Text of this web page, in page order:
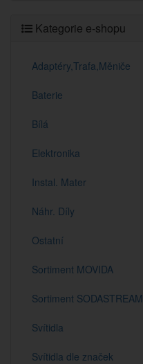
Kategorie e-shopu
Adaptéry,Trafa,Měniče
Baterie
Bílá
Elektronika
Instal. Mater
Náhr. Díly
Ostatní
Sortiment MOVIDA
Sortiment SODASTREAM
Svítidla
Svítidla dle značek